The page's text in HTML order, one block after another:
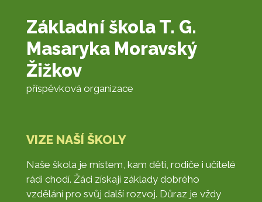
Základní škola T. G.
Masaryka Moravský
Žižkov
příspěvková organizace
VIZE NAŠÍ ŠKOLY
Naše škola je místem, kam děti, rodiče i učitelé
rádi chodí. Žáci získají základy dobrého
vzdělání pro svůj další rozvoj. Důraz je vždy